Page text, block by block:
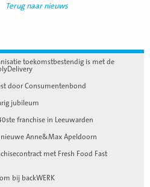
Terug naar nieuws
toekomstbestendig is met de
door Consumentenbond
jubileum
franchise in Leeuwarden
Anne&Max Apeldoorn
met Fresh Food Fast
bij backWERK